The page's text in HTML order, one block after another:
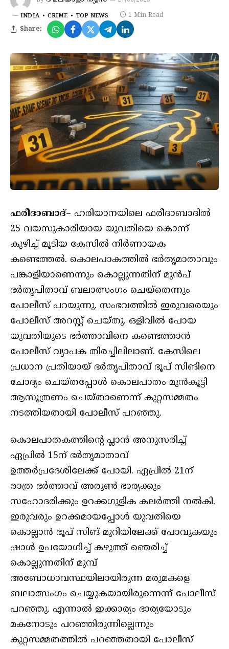
INDIA CRIME TOP NEWS 1 Min Read
Share:
ഫരീദാബാദ്– ഹരിയാനയിലെ ഫരീദാബാദില്‍
25 വയസുകാരിയായ യുവതിയെ കൊന്ന്
കുഴിച്ച് മൂടിയ കേസില്‍ നിര്‍ണായക
കണ്ടെത്തല്‍. കൊലപാകത്തില്‍ ഭര്‍തൃമാതാവും
പങ്കാളിയാണെന്നും കൊല്ലുന്നതിന് മുന്‍പ്
ഭര്‍തൃപിതാവ് ബലാത്സംഗം ചെയ്‌തെന്നും
പോലീസ് പറയുന്നു. സംഭവത്തില്‍ ഇരുവരെയും
പോലീസ് അറസ്റ്റ് ചെയ്തു. ഒളിവില്‍ പോയ
യുവതിയുടെ ഭര്‍ത്താവിനെ കണ്ടെത്താന്‍
പോലീസ് വ്യാപക തിരച്ചിലിലാണ്. കേസിലെ
പ്രധാന പ്രതിയായ് ഭര്‍തൃപിതാവ് ഭൂപ് സിങിനെ
ചോദ്യം ചെയ്തപ്പോള്‍ കൊലപാതം മുന്‍കൂട്ടി
ആസൂത്രണം ചെയ്താണെന്ന് കുറ്റസമ്മതം
നടത്തിയതായി പോലീസ് പറഞ്ഞു.
കൊലപാതകത്തിന്റെ പ്ലാന്‍ അനുസരിച്ച്
ഏപ്രില്‍ 15ന് ഭര്‍തൃമാതാവ്
ഉത്തര്‍പ്രദേശിലേക്ക് പോയി. ഏപ്രില്‍ 21ന്
രാത്ര ഭര്‍ത്താവ് അരുണ്‍ ഭാര്യക്കും
സഹോദരിക്കും ഉറക്കഗുളിക കലര്‍ത്തി നല്‍കി.
ഇരുവരും ഉറക്കമായപ്പോള്‍ യുവതിയെ
കൊല്ലാന്‍ ഭൂപ് സിങ് മുറിയിലേക്ക് പോവുകയും
ഷാള്‍ ഉപയോഗിച്ച് കഴുത്ത് ഞെരിച്ച്
കൊല്ലുന്നതിന് മുമ്പ്
അബോധാവസ്ഥയിലായിരുന്ന മരുമകളെ
ബലാത്സംഗം ചെയ്യുകയായിരുന്നെന്ന് പോലീസ്
പറഞ്ഞു. എന്നാല്‍ ഇക്കാര്യം ഭാര്യയോടും
മകനോടും പറഞ്ഞിരുന്നില്ലെന്നും
കുറ്റസമ്മതത്തില്‍ പറഞ്ഞതായി പോലീസ്